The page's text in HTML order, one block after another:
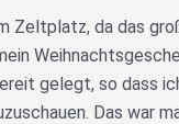
Zeltplatz, da das
gelegt, so dass
Das war